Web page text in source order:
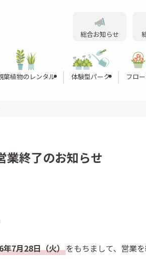
葉植物のレンタル 体験型パーク フロ
総合お知らせ
業終了のお知らせ
年7月28日（火）をもちまして、営業